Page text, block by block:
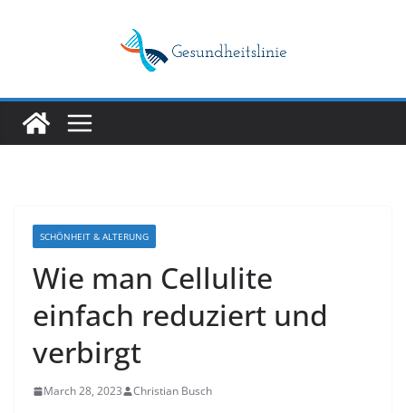
SCHÖNHEIT & ALTERUNG
Wie man Cellulite
einfach reduziert und
verbirgt
March 28, 2023 Christian Busch